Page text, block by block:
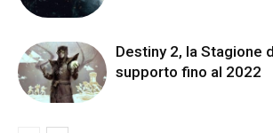
Destiny 2, la Stagione
supporto fino al 2022